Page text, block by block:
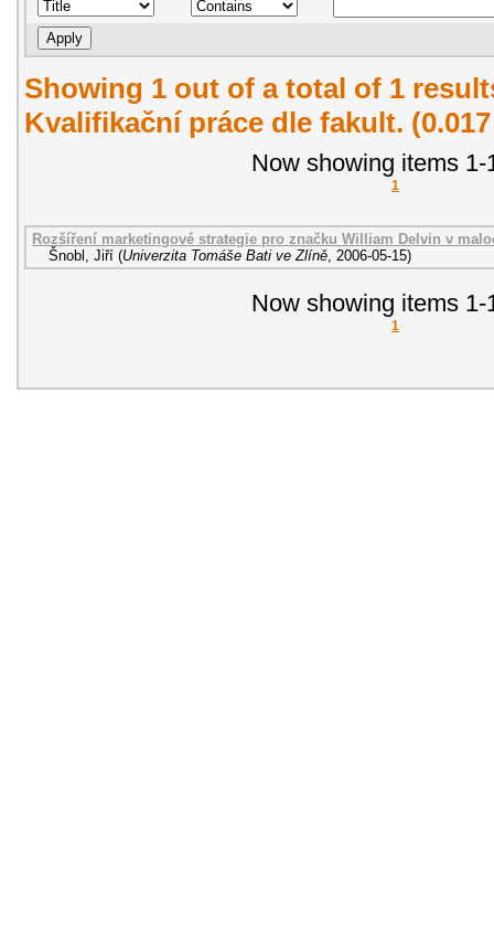
Showing 1 out of a total of 1
Kvalifikační práce dle fakult.
Now showing items 1-
1
Rozšíření marketingové strategie pro značku William Delvin v
Šnobl, Jiří (Univerzita Tomáše Bati ve Zlíně 2006-05-15)
Now showing items 1-
1